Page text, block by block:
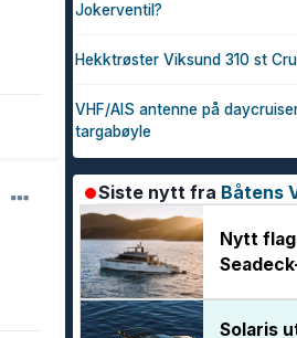
Jokerventil?
Hekktrøster Viksund 310 st
VHF/AIS antenne på
targabøyle
Siste nytt fra Båtens
Nytt
Solaris